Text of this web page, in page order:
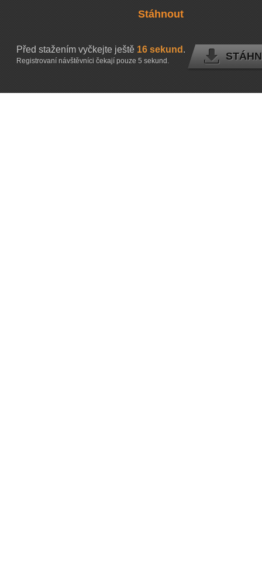
Stáhnout
Před stažením vyčkejte ještě 15 sekund .
Registrovaní návštěvníci čekají pouze 5 sekund.